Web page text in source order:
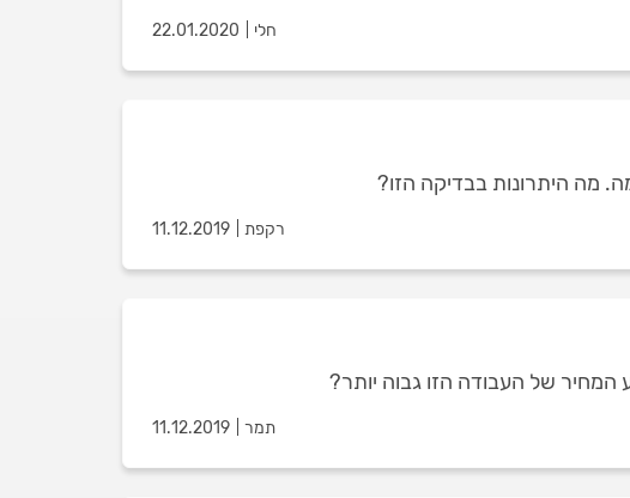
חלי 22.01.2020
מה היתרונות בבדיקה הזו?
רקפת 11.12.2019
המחיר של העבודה הזו גבוה יותר?
תמר 11.12.2019